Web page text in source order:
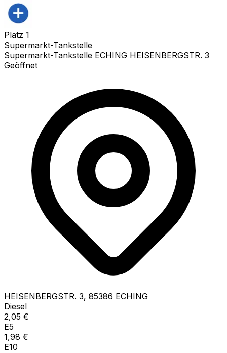
Platz 1
Supermarkt-Tankstelle
Supermarkt-Tankstelle ECHING HEISENBERGSTR. 3
Geöffnet
HEISENBERGSTR. 3, 85386 ECHING
Diesel
2,05 €
E5
1,98 €
E10